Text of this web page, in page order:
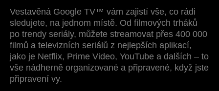
Vestavěná Google TV™ vám zajistí vše, co rádi
sledujete, na jednom místě. Od filmových trháků
po trendy seriály, můžete streamovat přes 400 000
filmů a televizních seriálů z nejlepších aplikací,
jako je Netflix, Prime Video, YouTube a dalších – to
vše nádherně organizované a připravené, když jste
připravení vy.